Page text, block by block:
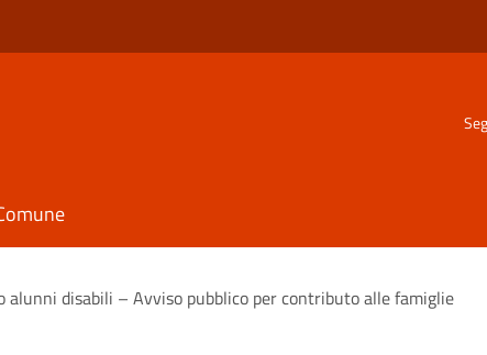
alunni disabili – Avviso pubblico per contributo alle famiglie